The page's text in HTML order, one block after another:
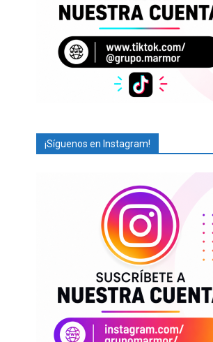
¡Síguenos en Instagram!